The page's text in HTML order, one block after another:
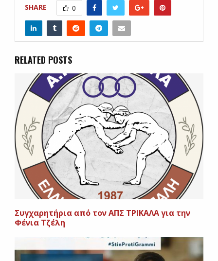
SHARE 0
RELATED POSTS
Συγχαρητήρια από τον ΑΠΣ ΤΡΙΚΑΛΑ για την
Φένια Τζέλη